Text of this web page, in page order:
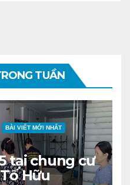
TUẦN
BÀI VIẾT MỚI NHẤT
tại chung cư
Hữu